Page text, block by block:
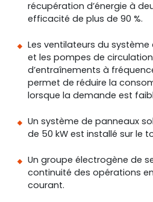
récupération d’énergie à
efficacité de plus de 90 %.
Les ventilateurs du
et les pompes de
d’entraînements à
permet de réduire la
lorsque la demande est
Un système de panneaux
de 50 kW est installé sur le
Un groupe électrogène de
continuité des opérations
courant.